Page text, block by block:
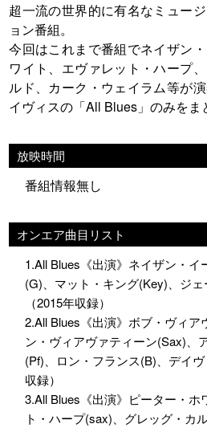
超一流の世界的に有名なミュー
ョン番組。
今回はこれまで番組でネイザン
ワイト、エヴァレット・ハープ
ルド、カーク・ウェイラム等が
イヴィスの「All Blues」のみをま
放映時間
番組情報無し
オンエア曲目リスト
1.All Blues《出演》ネイザン・イ
(G)、マット・キング(Key)、ジ
（2015年収録）
2.All Blues《出演》ボブ・ヴィア
ン・ヴィアヴァティーン(Sax)、
(Pf)、ロン・フランス(B)、デイ
収録）
3.All Blues《出演》ピーター・ホ
ト・ハープ(sax)、グレッグ・カ